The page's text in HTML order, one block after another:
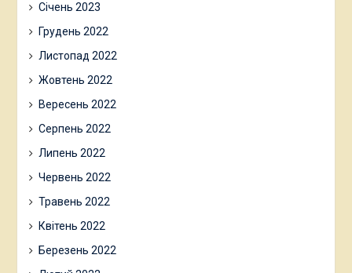
Січень 2023
Грудень 2022
Листопад 2022
Жовтень 2022
Вересень 2022
Серпень 2022
Липень 2022
Червень 2022
Травень 2022
Квітень 2022
Березень 2022